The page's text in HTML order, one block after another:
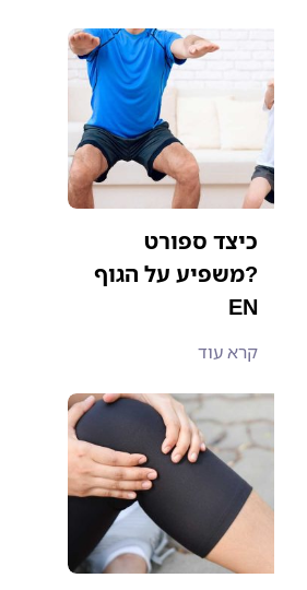
כיצד ספורט
משפיע על הגוף?
EN
קרא עוד